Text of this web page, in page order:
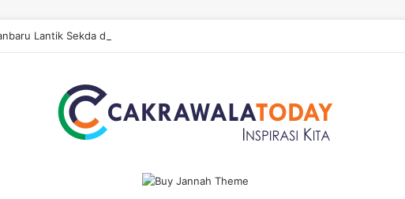
Lantik Sekda dan Enam Pejabat Eselon Lainnya